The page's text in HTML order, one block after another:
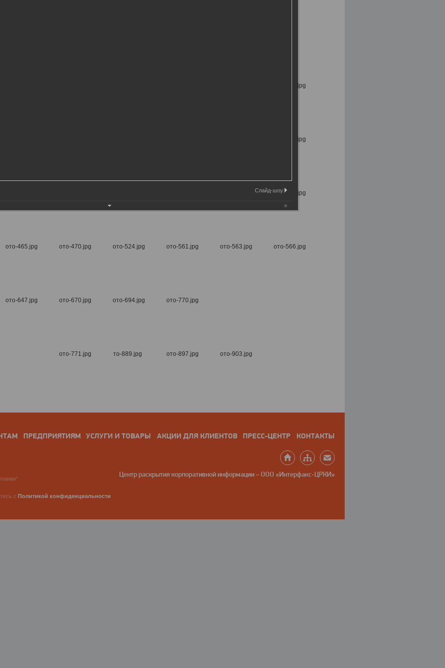
ПРЕДПРИЯТИЯМ УСЛУГИ И ТОВАРЫ АКЦИИ ДЛЯ КЛИЕНТОВ ПРЕСС-ЦЕНТР КОНТАКТЫ
Центр раскрытия корпоративной информации – ООО «Интерфакс-ЦРКИ»
с Политикой конфиденциальности
Слайд-шоу: